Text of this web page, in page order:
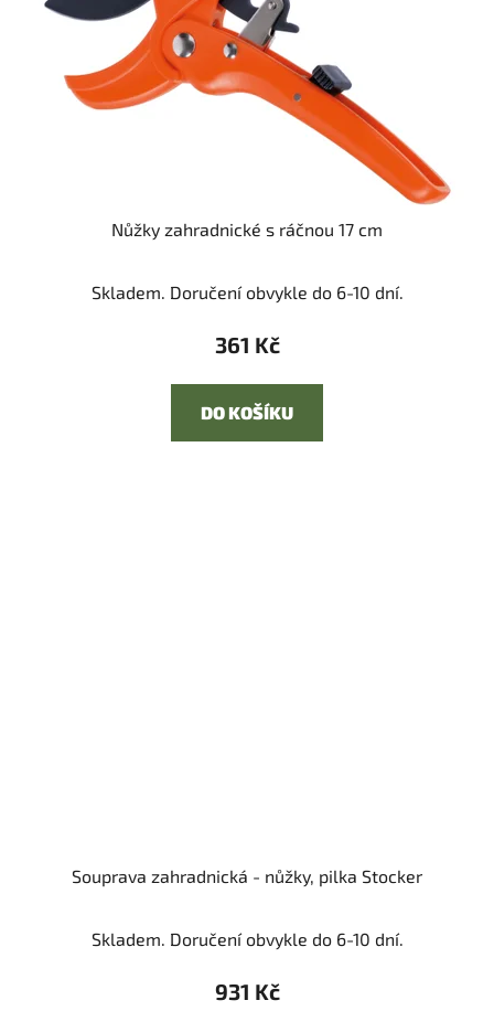
Nůžky zahradnické s ráčnou 17 cm
Skladem. Doručení obvykle do 6-10 dní.
361 Kč
DO KOŠÍKU
Souprava zahradnická - nůžky, pilka Stocker
Skladem. Doručení obvykle do 6-10 dní.
931 Kč